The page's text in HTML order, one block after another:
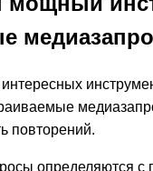
повторений.
определяются